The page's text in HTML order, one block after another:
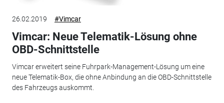
26.02.2019 #Vimcar
Vimcar: Neue Telematik-Lösung ohne
OBD-Schnittstelle
Vimcar erweitert seine Fuhrpark-Management-Lösung um eine
neue Telematik-Box, die ohne Anbindung an die OBD-Schnittstelle
des Fahrzeugs auskommt.